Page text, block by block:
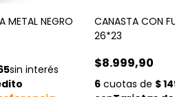
METAL NEGRO
CANASTA CON
26*23
$8.999,90